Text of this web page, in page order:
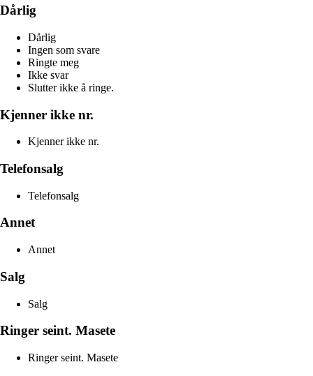
Dårlig
Dårlig
Ingen som svare
Ringte meg
Ikke svar
Slutter ikke å ringe.
Kjenner ikke nr.
Kjenner ikke nr.
Telefonsalg
Telefonsalg
Annet
Annet
Salg
Salg
Ringer seint. Masete
Ringer seint. Masete